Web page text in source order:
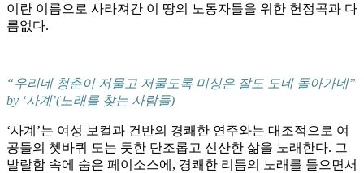
이란 이름으로 사라져간 이 땅의 노동자들을 위한 헌정곡과 다
름없다.
“우리네 청춘이 저물고 저물도록 미싱은 잘도 도네 돌아가네”
by ‘사계’(노래를 찾는 사람들)
‘사계’는 여성 보컬과 건반의 경쾌한 연주와는 대조적으로 여
공들의 쳇바퀴 도는 듯한 단조롭고 신산한 삶을 노래한다. 그
발랄함 속에 숨은 페이소스에, 경쾌한 리듬의 노래를 들으면서